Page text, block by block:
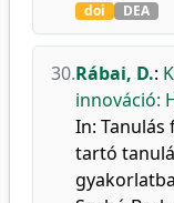
doi DEA
30.Rábai, D.:
innováció:
In:
tartó